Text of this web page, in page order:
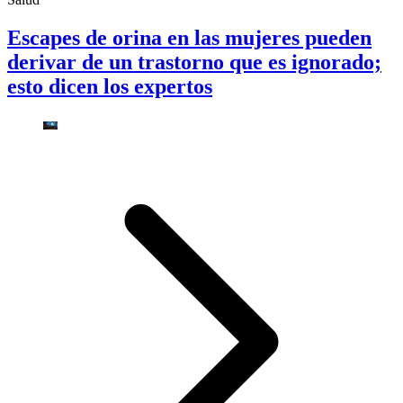
Escapes de orina en las mujeres pueden
derivar de un trastorno que es ignorado;
esto dicen los expertos